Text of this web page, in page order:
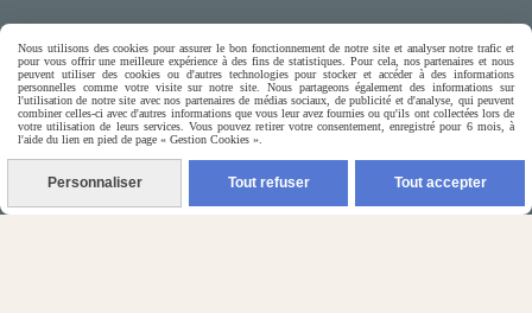
N'hésitez pas à contacter Monique
par téléphone
0618321265
ou par message
Nous utilisons des cookies pour assurer le bon fonctionnement de notre site et analyser notre trafic et
pour vous offrir une meilleure expérience à des fins de statistiques. Pour cela, nos partenaires et nous
peuvent utiliser des cookies ou d'autres technologies pour stocker et accéder à des informations
personnelles comme votre visite sur notre site. Nous partageons également des informations sur
l'utilisation de notre site avec nos partenaires de médias sociaux, de publicité et d'analyse, qui peuvent
combiner celles-ci avec d'autres informations que vous leur avez fournies ou qu'ils ont collectées lors de
votre utilisation de leurs services. Vous pouvez retirer votre consentement, enregistré pour 6 mois, à
l'aide du lien en pied de page « Gestion Cookies ».
Personnaliser Tout refuser Tout accepter